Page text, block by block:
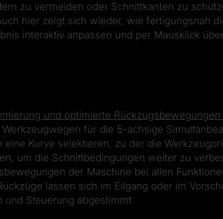
zu vermeiden oder Schnittkanten zu
hier zeigt sich wieder, wie fertigungsnah
interaktiv anpassen und per Mausklick
und optimierte
für die 5-achsige
eine Kurve selektieren, zu der die
um die Schnittbedingungen weiter zu
der Maschine bei allen
lassen sich im Eilgang oder im
und Steuerung abgestimmt.